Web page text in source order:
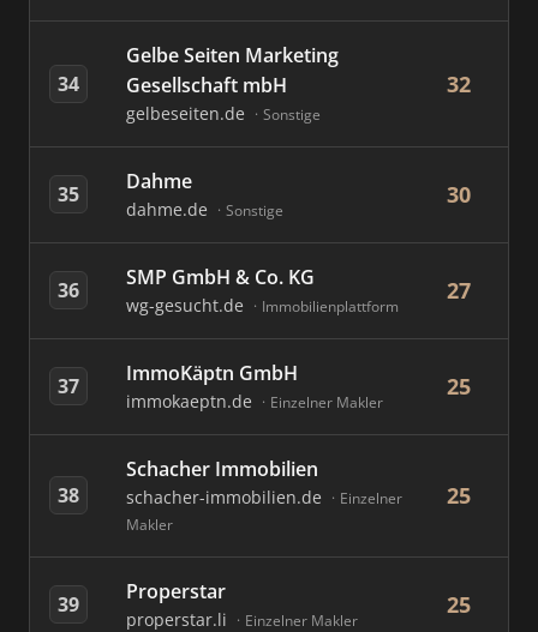
34
Gelbe Seiten Marketing
Gesellschaft mbH
gelbeseiten.de Sonstige
32
35 Dahme
dahme.de Sonstige
30
36 SMP GmbH & Co. KG
wg-gesucht.de Immobilienplattform
27
37 ImmoKäptn GmbH
immokaeptn.de Einzelner Makler
25
38
Schacher Immobilien
schacher-immobilien.de
Einzelner
Makler
25
39 Properstar
properstar.li Einzelner Makler
25